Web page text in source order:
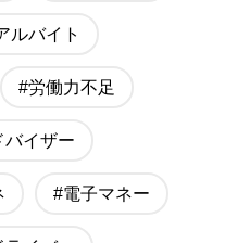
ルバイト
#労働力不足
バイザー
#電子マネー